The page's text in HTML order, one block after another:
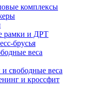
комплексы
рамки и ДРТ
брусья
веса
свободные веса
и кроссфит